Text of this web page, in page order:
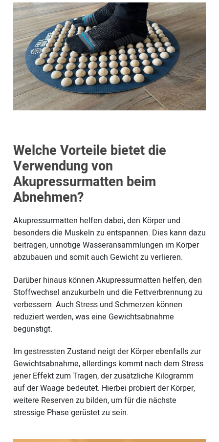
Welche Vorteile bietet die
Verwendung von
Akupressurmatten beim
Abnehmen?
Akupressurmatten helfen dabei, den Körper und
besonders die Muskeln zu entspannen. Dies kann dazu
beitragen, unnötige Wasseransammlungen im Körper
abzubauen und somit auch Gewicht zu verlieren.
Darüber hinaus können Akupressurmatten helfen, den
Stoffwechsel anzukurbeln und die Fettverbrennung zu
verbessern. Auch Stress und Schmerzen können
reduziert werden, was eine Gewichtsabnahme
begünstigt.
Im gestressten Zustand neigt der Körper ebenfalls zur
Gewichtsabnahme, allerdings kommt nach dem Stress
jener Effekt zum Tragen, der zusätzliche Kilogramm
auf der Waage bedeutet. Hierbei probiert der Körper,
weitere Reserven zu bilden, um für die nächste
stressige Phase gerüstet zu sein.